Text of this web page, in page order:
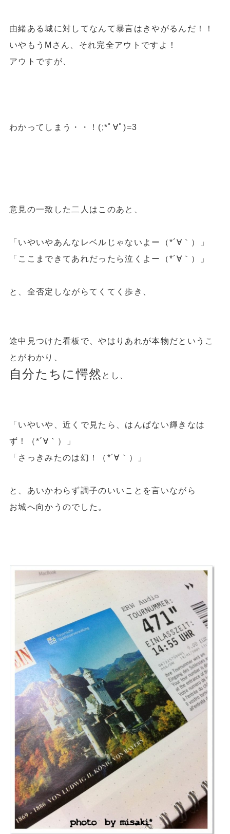
由緒ある城に対してなんて暴言はきやがるんだ！！
いやもうMさん、それ完全アウトですよ！
アウトですが、
わかってしまう・・！(;*ﾟ∀ﾟ)=3
意見の一致した二人はこのあと、
「いやいやあんなレベルじゃないよー（*´∀｀）」
「ここまできてあれだったら泣くよー（*´∀｀）」
と、 全否定しながら てくてく歩き、
途中見つけた看板で、やはりあれが本物だというこ
とがわかり、
自分たちに愕然 とし、
「いやいや、近くで見たら、はんぱない輝きなは
ず！（*´∀｀）」
「さっきみたのは幻！（*´∀｀）」
と、あいかわらず調子のいいことを言いながら
お城へ向かうのでした。